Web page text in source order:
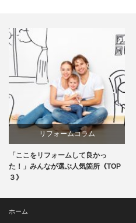
リフォームコラム
「ここをリフォームして良かっ
た！」みんなが選ぶ人気箇所《TOP
３》
ホーム